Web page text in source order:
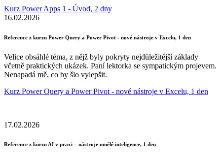
Kurz Power Apps 1 - Úvod, 2 dny
16.02.2026
Reference z kurzu Power Query a Power Pivot - nové nástroje v Excelu, 1 den
Velice obsáhlé téma, z nějž byly pokryty nejdůležitější základy
včetně praktických ukázek. Paní lektorka se sympatickým projevem.
Nenapadá mě, co by šlo vylepšit.
Kurz Power Query a Power Pivot - nové nástroje v Excelu, 1 den
17.02.2026
Reference z kurzu AI v praxi – nástroje umělé inteligence, 1 den